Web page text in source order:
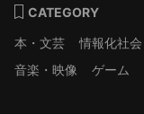
CATEGORY
本・文芸
情報化社会
音楽・映像
ゲーム